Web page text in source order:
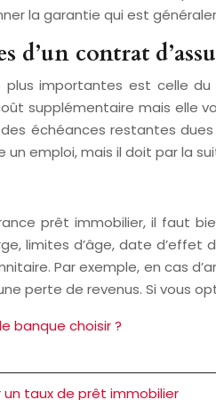
la garantie qui est
d’un contrat
importantes est celle
supplémentaire mais elle
échéances restantes
un emploi, mais il doit par la
prêt immobilier, il faut
limites d’âge, date
Par exemple, en cas
perte de revenus. Si vous
banque choisir ?
taux de prêt immobilier